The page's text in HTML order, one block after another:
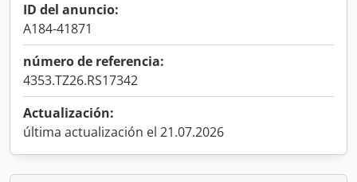
ID del anuncio:
A184-41871
número de referencia:
4353.TZ26.RS17342
Actualización:
última actualización el 21.07.2026